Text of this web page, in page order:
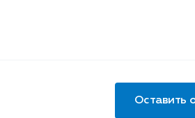
Оставить